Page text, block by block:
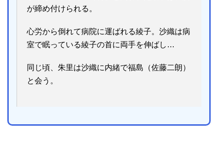
が締め付けられる。
心労から倒れて病院に運ばれる綾子。沙織は病
室で眠っている綾子の首に両手を伸ばし…
同じ頃、朱里は沙織に内緒で福島（佐藤二朗）
と会う。